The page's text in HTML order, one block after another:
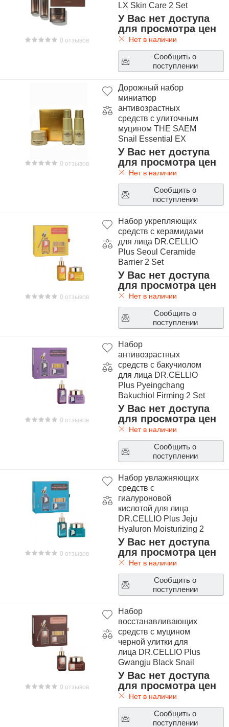
0 отзывов
LX Skin Care 2 Set
У Вас нет доступа
для просмотра цен
Нет в наличии
Сообщить о
поступлении
0 отзывов
Дорожный набор
миниатюр
антивозрастных
средств с улиточным
муцином THE SAEM
Snail Essential EX
Wrinkle Solution Travel
Kit
У Вас нет доступа
для просмотра цен
Нет в наличии
Сообщить о
поступлении
0 отзывов
Набор укрепляющих
средств с керамидами
для лица DR.CELLIO
Plus Seoul Ceramide
Barrier 2 Set
У Вас нет доступа
для просмотра цен
Нет в наличии
Сообщить о
поступлении
0 отзывов
Набор
антивозрастных
средств с бакучиолом
для лица DR.CELLIO
Plus Pyeingchang
Bakuchiol Firming 2 Set
У Вас нет доступа
для просмотра цен
Нет в наличии
Сообщить о
поступлении
0 отзывов
Набор увлажняющих
средств с
гиалуроновой
кислотой для лица
DR.CELLIO Plus Jeju
Hyaluron Moisturizing 2
Set
У Вас нет доступа
для просмотра цен
Нет в наличии
Сообщить о
поступлении
0 отзывов
Набор
восстанавливающих
средств с муцином
черной улитки для
лица DR.CELLIO Plus
Gwangju Black Snail
Repair 2 Set
У Вас нет доступа
для просмотра цен
Нет в наличии
Сообщить о
поступлении